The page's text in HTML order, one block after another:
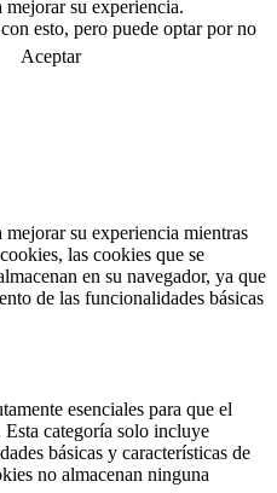
su experiencia.
esto, pero puede optar por no
Aceptar
su experiencia mientras
las cookies que se
en su navegador, ya que
de las funcionalidades básicas
esenciales para que el
categoría solo incluye
básicas y características de
no almacenan ninguna